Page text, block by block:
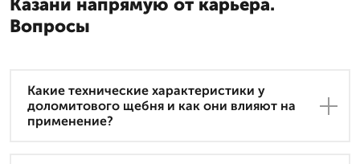
Казани напрямую от карьера.
Вопросы
Какие технические характеристики у
доломитового щебня и как они влияют на
применение?